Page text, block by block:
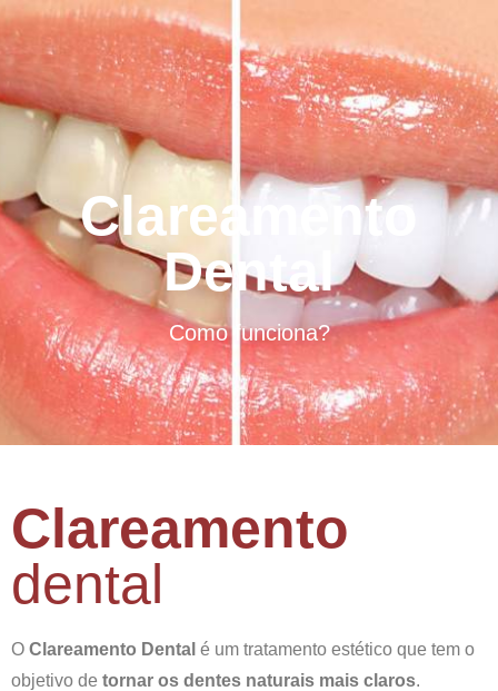
Clareamento
Dental
Como funciona?
Clareamento
dental
O Clareamento Dental é um tratamento estético que tem o
objetivo de tornar os dentes naturais mais claros.